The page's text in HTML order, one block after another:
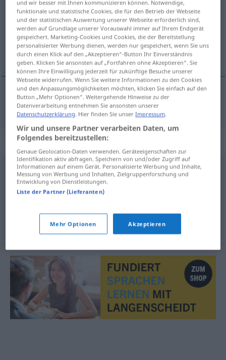
Übersicht aller Übersetzungen
(Für mehr Details die Übersetzung anklicken/antippen)
básen
básenf Fabel
Synonyme für "Fabel"
Sage,Legende,Märchen,Überlieferung
© OpenThesaurus.de
und wir besser mit Ihnen kommunizieren können. Notwendige,
funktionale und statistische Cookies, die für den Betrieb der Webseite
und der statistischen Auswertung unserer Webseite erforderlich sind,
werden auf Grundlage unserer Vorauswahl immer auf Ihrem Endgerät
gespeichert. Marketing-Cookies und Cookies, die der Bereitstellung
personalisierter Werbung dienen, werden nur gespeichert, wenn Sie uns
durch einen Klick auf den „Akzeptieren“-Button Ihr Einverständnis
geben. Klicken Sie ansonsten auf „Fortfahren ohne Akzeptieren“. Sie
können Ihre Einwilligung jederzeit für zukünftige Besuche unserer
Webseite widerrufen. Wenn Sie weitere Informationen zu den Cookies
und den Anpassungsmöglichkeiten möchten, klicken Sie einfach auf den
Button „Mehr Optionen“. Weitergehende Hinweise zu der
Datenverarbeitung entnehmen Sie ansonsten unserer
Datenschutzerklärung. Hier finden Sie unserImpressum.
Wir und unsere Partner verarbeiten Daten, um
Folgendes bereitzustellen:
Genaue Geolocation-Daten verwenden. Geräteeigenschaften zur
Identifikation aktiv abfragen. Speichern von und/oder Zugriff auf
Informationen auf einem Gerät. Personalisierte Werbung und Inhalte,
Messung von Werbung und Inhalten, Zielgruppenforschung und
Entwicklung von Dienstleistungen.
Liste der Partner (Lieferanten)
Mehr Optionen Akzeptieren